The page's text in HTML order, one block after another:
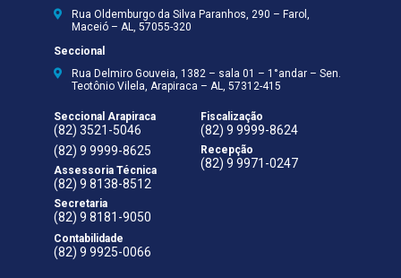
Rua Oldemburgo da Silva Paranhos, 290 – Farol,
Maceió – AL, 57055-320
Seccional
Rua Delmiro Gouveia, 1382 – sala 01 – 1°andar – Sen.
Teotônio Vilela, Arapiraca – AL, 57312-415
Seccional Arapiraca
(82) 3521-5046
(82) 9 9999-8625
Assessoria Técnica
(82) 9 8138-8512
Secretaria
(82) 9 8181-9050
Contabilidade
(82) 9 9925-0066
Fiscalização
(82) 9 9999-8624
Recepção
(82) 9 9971-0247